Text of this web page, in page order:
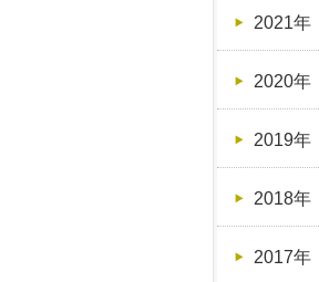
2021年
2020年
2019年
2018年
2017年